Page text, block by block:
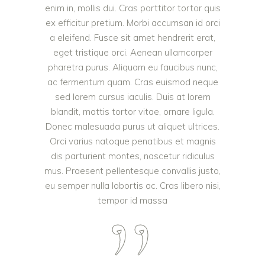
enim in, mollis dui. Cras porttitor tortor quis
ex efficitur pretium. Morbi accumsan id orci
a eleifend. Fusce sit amet hendrerit erat,
eget tristique orci. Aenean ullamcorper
pharetra purus. Aliquam eu faucibus nunc,
ac fermentum quam. Cras euismod neque
sed lorem cursus iaculis. Duis at lorem
blandit, mattis tortor vitae, ornare ligula.
Donec malesuada purus ut aliquet ultrices.
Orci varius natoque penatibus et magnis
dis parturient montes, nascetur ridiculus
mus. Praesent pellentesque convallis justo,
eu semper nulla lobortis ac. Cras libero nisi,
tempor id massa